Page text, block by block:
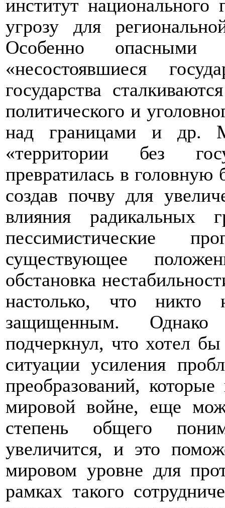
институт национального
угрозу для
Особенно опасными
«несостоявшиеся
государства
политического и
над границами и др.
«территории без
превратилась в
создав почву для
влияния радикальных
пессимистические
существующее
обстановка
настолько, что никто
защищенным.
подчеркнул, что хотел
ситуации усиления
преобразований,
мировой войне, еще
степень общего
увеличится, и это
мировом уровне для
рамках такого